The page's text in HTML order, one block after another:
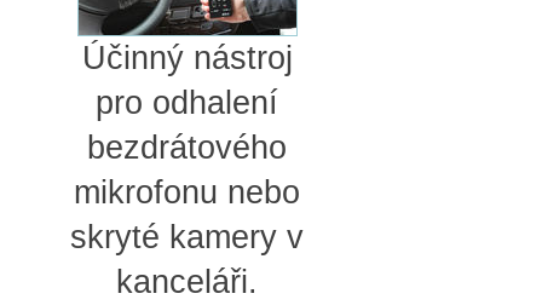
Účinný nástroj
pro odhalení
bezdrátového
mikrofonu nebo
skryté kamery v
kanceláři.